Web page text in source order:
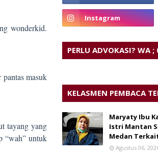
wonderkid.
masuk
tayang yang
“wah” untuk
PERLU ADVOKASI? WA
KELASMEN PEMBACA
Maryaty Ibu
Istri Mantan
Medan
Agustus 06,